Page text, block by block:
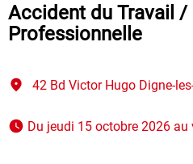
Accident du Travail /
Professionnelle
42 Bd Victor Hugo Digne-
Du jeudi 15 octobre 2026